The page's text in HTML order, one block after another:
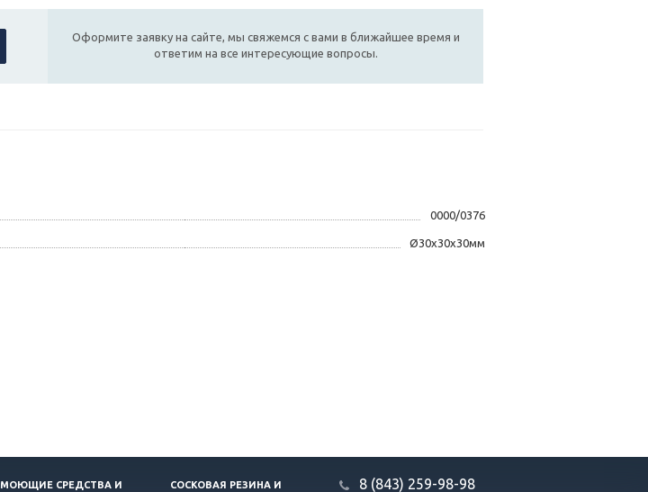
Оформите заявку на сайте, мы свяжемся с вами в ближайшее время и
ответим на все интересующие вопросы.
0000/0376
Ø30x30x30мм
МОЮЩИЕ СРЕДСТВА И СОСКОВАЯ РЕЗИНА И 8 (843) 259-98-98